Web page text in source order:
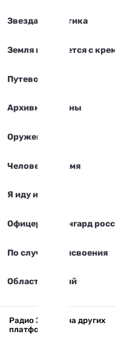
Звезда Аналитика
Земля начинается с
Путеводитель
Архивные тайны
Оружейка
Человек и время
Я иду искать
Офицеры, авангард
По случаю присвоения
Область знаний
Радио Звезда на других
платформах: